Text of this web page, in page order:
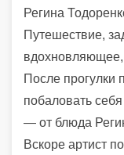
Регина
Путешествие,
вдохновляющее,
После прогулки
побаловать
— от блюда
Вскоре артист